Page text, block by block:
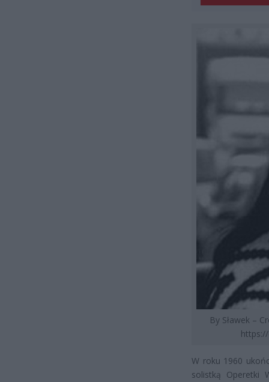
By Sławek –
W roku 1960
solistką Operetki